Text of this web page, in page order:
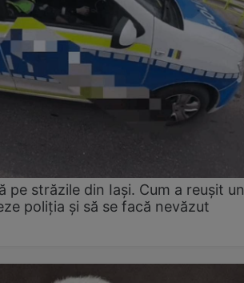
pe străzile din Iași. Cum a reușit un
poliția și să se facă nevăzut